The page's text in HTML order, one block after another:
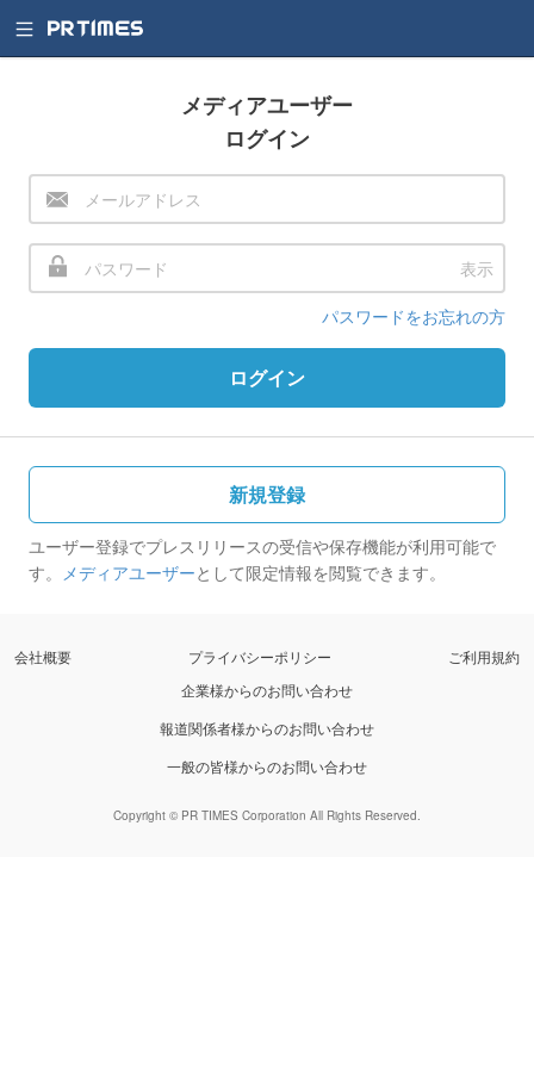
メディアユーザー
ログイン
表示
パスワードをお忘れの方
ログイン
新規登録
ユーザー登録でプレスリリースの受信や保存機能が利用可能で
す。 メディアユーザーとして限定情報を閲覧できます。
会社概要 プライバシーポリシー
ご利用規約
企業様からのお問い合わせ
報道関係者様からのお問い合わせ
一般の皆様からのお問い合わせ
Copyright © PR TIMES Corporation All Rights Reserved.